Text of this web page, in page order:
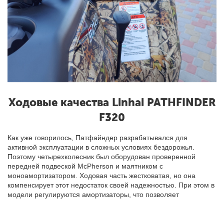
Ходовые качества Linhai PATHFINDER
F320
Как уже говорилось, Патфайндер разрабатывался для
активной эксплуатации в сложных условиях бездорожья.
Поэтому четырехколесник был оборудован проверенной
передней подвеской McPherson и маятником с
моноамортизатором. Ходовая часть жестковатая, но она
компенсирует этот недостаток своей надежностью. При этом в
модели регулируются амортизаторы, что позволяет